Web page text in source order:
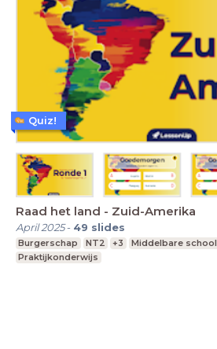
Raad het land - Zuid-Amerika
April 2025- 49 slides
Burgerschap NT2 +3 Middelbare school
Praktijkonderwijs
Quiz!